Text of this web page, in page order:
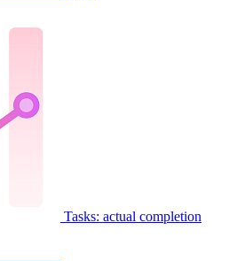
Tasks: actual completion